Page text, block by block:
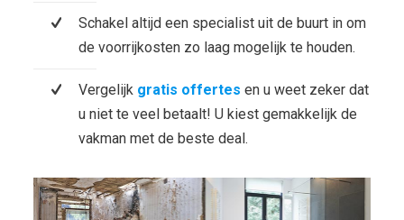
Schakel altijd een specialist uit de buurt in om
de voorrijkosten zo laag mogelijk te houden.
Vergelijk gratis offertes en u weet zeker dat
u niet te veel betaalt! U kiest gemakkelijk de
vakman met de beste deal.